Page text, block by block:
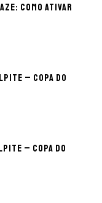
como ativar
– Copa do
– Copa do